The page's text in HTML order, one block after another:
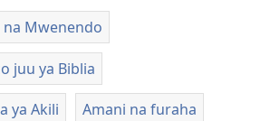
na Mwenendo
juu ya Biblia
ya Akili Amani na furaha